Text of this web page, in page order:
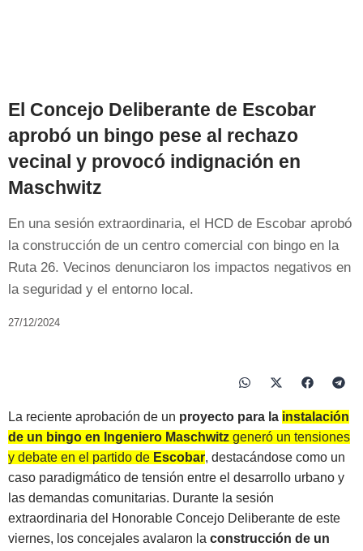
El Concejo Deliberante de Escobar
aprobó un bingo pese al rechazo
vecinal y provocó indignación en
Maschwitz
En una sesión extraordinaria, el HCD de Escobar aprobó
la construcción de un centro comercial con bingo en la
Ruta 26. Vecinos denunciaron los impactos negativos en
la seguridad y el entorno local.
27/12/2024
La reciente aprobación de un proyecto para la instalación
de un bingo en Ingeniero Maschwitz generó un tensiones
y debate en el partido de Escobar, destacándose como un
caso paradigmático de tensión entre el desarrollo urbano y
las demandas comunitarias. Durante la sesión
extraordinaria del Honorable Concejo Deliberante de este
viernes, los concejales avalaron la construcción de un